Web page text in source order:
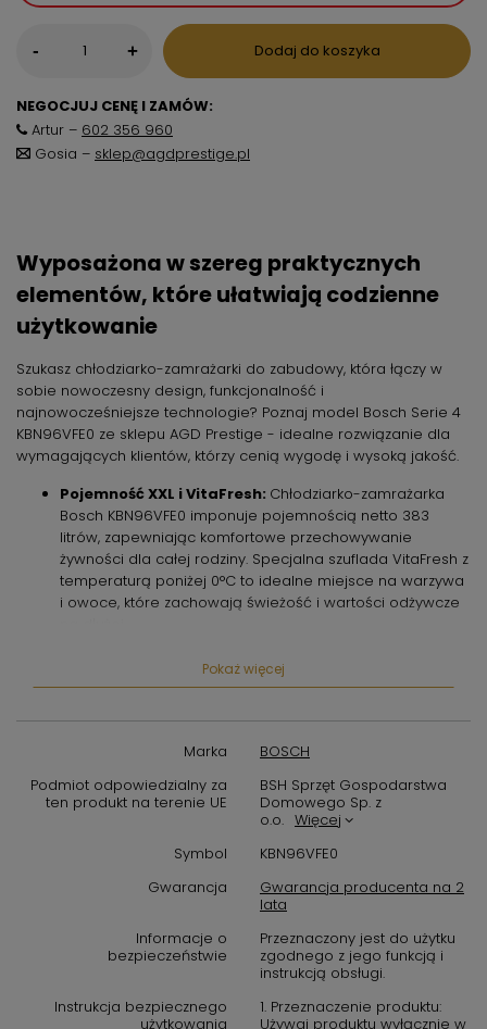
- + Dodaj do koszyka
NEGOCJUJ CENĘ I ZAMÓW:
Artur – 602 356 960
Gosia – sklep@agdprestige.pl
Wyposażona w szereg praktycznych
elementów, które ułatwiają codzienne
użytkowanie
Szukasz chłodziarko-zamrażarki do zabudowy, która łączy w
sobie nowoczesny design, funkcjonalność i
najnowocześniejsze technologie? Poznaj model Bosch Serie 4
KBN96VFE0 ze sklepu AGD Prestige - idealne rozwiązanie dla
wymagających klientów, którzy cenią wygodę i wysoką jakość.
Pojemność XXL i VitaFresh: Chłodziarko-zamrażarka
Bosch KBN96VFE0 imponuje pojemnością netto 383
litrów, zapewniając komfortowe przechowywanie
żywności dla całej rodziny. Specjalna szuflada VitaFresh z
temperaturą poniżej 0°C to idealne miejsce na warzywa
i owoce, które zachowają świeżość i wartości odżywcze
NoFrost - koniec z ręcznym
rozmrażaniem:Technologia NoFrost w zamrażarce to
cyrkulacji suchego powietrza lód nie gromadzi się ani na
ani na szufladach,oszczędzając Twój czas i
Chłodzenie MultiAirFlow:
System MultiAirFlow zapewnia
optymalną cyrkulację chłodnego powietrza w całej
gwarantując równomierną temperaturę i
Intuicyjne sterowanie elektroniczne:
sterowanie elektroniczne z wyświetlaczem LED ułatwia
ustawianie temperatury i korzystanie z funkcji
Funkcja SuperCool i SuperFrost: Funkcje SuperCool i
Pokaż więcej
Marka
BOSCH
Podmiot odpowiedzialny za
ten produkt na terenie UE
BSH Sprzęt Gospodarstwa
Domowego Sp. z
o.o. Więcej
Symbol
KBN96VFE0
Gwarancja
Gwarancja producenta na 2
lata
Informacje o
bezpieczeństwie
Przeznaczony jest do użytku
zgodnego z jego funkcją i
instrukcją obsługi.
Instrukcja bezpiecznego
użytkowania
1. Przeznaczenie produktu:
Używaj produktu wyłącznie w